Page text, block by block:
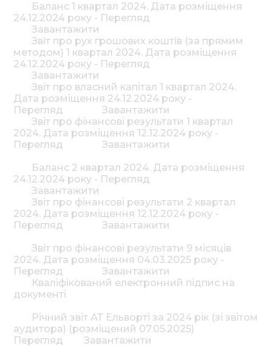
Баланс 1 квартал 2024. Дата розміщення
24.12.2024 року - Перегляд
Завантажити
Звiт про рух грошових коштiв (за прямим
методом) 1 квартал 2024. Дата розміщення
24.12.2024 року - Перегляд
Завантажити
Звіт про власний капітал 1 квартал 2024.
Дата розміщення 24.12.2024 року -
Перегляд
Завантажити
Звіт про фінансові результати 1 квартал
2024. Дата розміщення 12.12.2024 року -
Перегляд
Завантажити
Баланс 2 квартал 2024. Дата розміщення
24.12.2024 року - Перегляд
Завантажити
Звіт про фінансові результати 2 квартал
2024. Дата розміщення 12.12.2024 року -
Перегляд
Завантажити
Звіт про фінансові результати 9 місяців
2024. Дата розміщення 04.03.2025 року -
Перегляд
Завантажити
Кваліфікований електронний підпис на
документі
Річний звіт АТ Ельворті за 2024 рік (зі звітом
аудитора) (розміщений 07.05.2025)
Перегляд
Завантажити